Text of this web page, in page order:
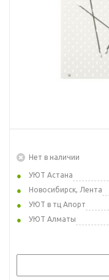
Нет в наличии
УЮТ Астана
Новосибирск, Лента
УЮТ в тц Апорт
УЮТ Алматы